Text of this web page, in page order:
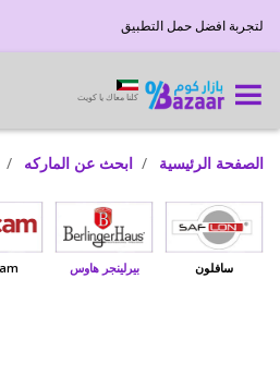
لتجربة افضل حمل التطبيق
كلنا معاك يا كويت
الصفحة الرئيسية ابحث عن الماركه
سافلون بيرلينجر هاوس